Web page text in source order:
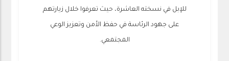
للإبل في نسخته العاشرة، حيث تعرفوا خلال زيارتهم
على جهود الرئاسة في حفظ الأمن وتعزيز الوعي
المجتمعي.